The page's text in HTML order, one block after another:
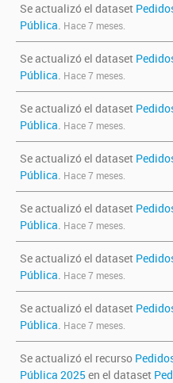
Se actualizó el dataset
Pública. Hace 7 meses.
Se actualizó el dataset
Pública. Hace 7 meses.
Se actualizó el dataset
Pública. Hace 7 meses.
Se actualizó el dataset
Pública. Hace 7 meses.
Se actualizó el dataset
Pública. Hace 7 meses.
Se actualizó el dataset
Pública. Hace 7 meses.
Se actualizó el dataset
Pública. Hace 7 meses.
Se actualizó el recurso
Pública 2025 en el dataset